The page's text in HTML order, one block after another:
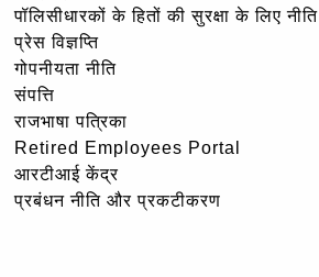
पॉलिसीधारकों के हितों की सुरक्षा के लिए नीति
प्रेस विज्ञप्ति
गोपनीयता नीति
संपत्ति
राजभाषा पत्रिका
Retired Employees Portal
आरटीआई केंद्र
प्रबंधन नीति और प्रकटीकरण